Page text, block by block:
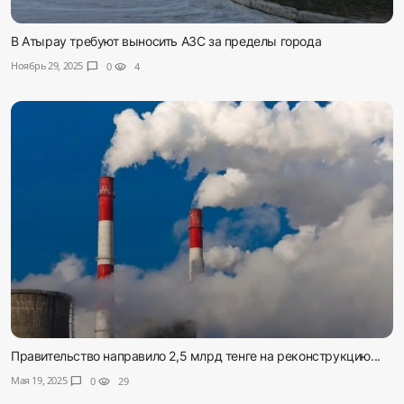
В Атырау требуют выносить АЗС за пределы города
Ноябрь 29, 2025 chat_bubble 0 visibility 4
Правительство направило 2,5 млрд тенге на реконструкцию...
Мая 19, 2025 chat_bubble 0 visibility 29